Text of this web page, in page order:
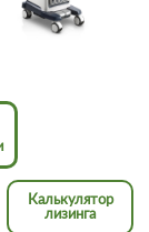
Калькулятор
лизинга